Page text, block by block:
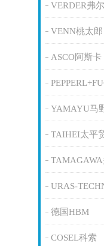
VERDER弗
VENN桃太郎
ASCO阿斯卡
YAMAYU马
TAIHEI太平
TAMAGAWA
URAS-
德国HBM
COSEL科索